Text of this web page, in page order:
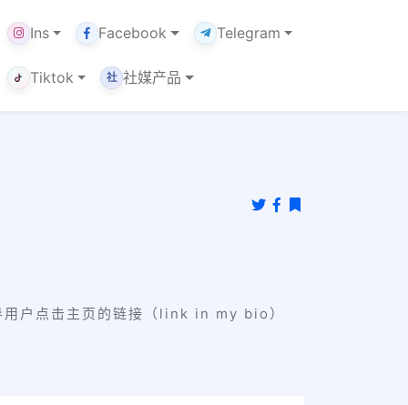
Ins Facebook Telegram
Tiktok 社 社媒产品
户点击主页的链接（link in my bio）